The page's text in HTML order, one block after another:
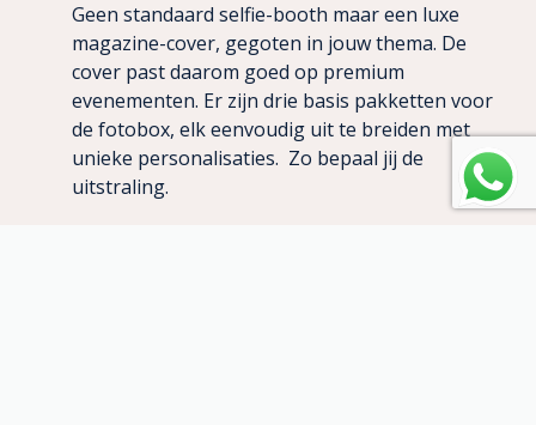
Geen standaard selfie-booth maar een luxe
magazine-cover, gegoten in jouw thema. De
cover past daarom goed op premium
evenementen. Er zijn drie basis pakketten voor
de fotobox, elk eenvoudig uit te breiden met
unieke personalisaties. Zo bepaal jij de
uitstraling.